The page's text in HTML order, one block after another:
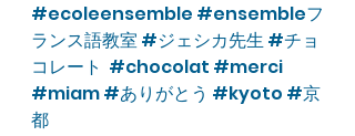
#ecoleensemble #ensembleフ
ランス語教室#ジェシカ先生#チョ
コレート #chocolat #merci
#miam#ありがとう #kyoto #京
都